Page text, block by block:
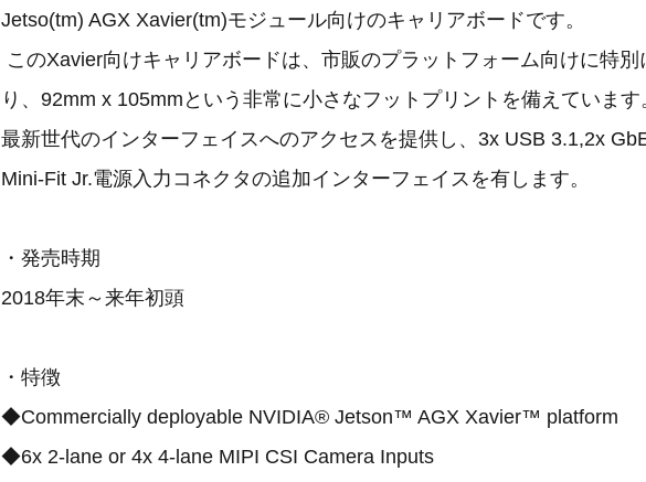
Jetso(tm) AGX Xavier(tm)モジュール向けのキャリアボードです。
このXavier向けキャリアボードは、市販のプラットフォーム向けに特
り、92mm x 105mmという非常に小さなフットプリントを備えていま
最新世代のインターフェイスへのアクセスを提供し、3x USB 3.1,2x
Mini-Fit Jr.電源入力コネクタの追加インターフェイスを有します。
・発売時期
2018年末～来年初頭
・特徴
◆Commercially deployable NVIDIA® Jetson™ AGX Xavier™ platform
◆6x 2-lane or 4x 4-lane MIPI CSI Camera Inputs